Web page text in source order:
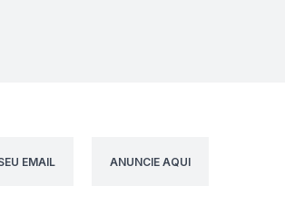
EMAIL ANUNCIE AQUI